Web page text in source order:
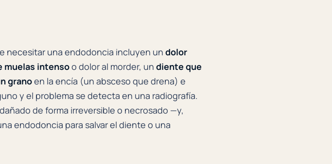
necesitar una endodoncia incluyen undolor
muelas intensoo dolor al morder, undiente que
granoen la encía (un absceso que drena) e
y el problema se detecta en una radiografía.
de forma irreversible o necrosado —y,
endodoncia para salvar el diente o una